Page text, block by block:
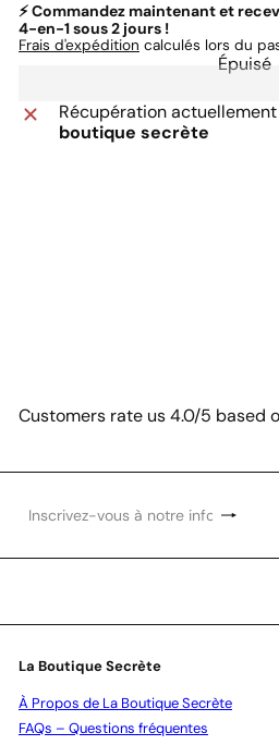
⚡ Commandez maintenant et
4-en-1 sous 2 jours !
Frais d'expédition calculés lors du
Épuisé
Récupération
boutique secrète
Customers rate us 4.0/5 based
S'inscrire
Inscrivez-
à
La Boutique Secrète
À Propos de La Boutique Secrète
FAQs – Questions fréquentes